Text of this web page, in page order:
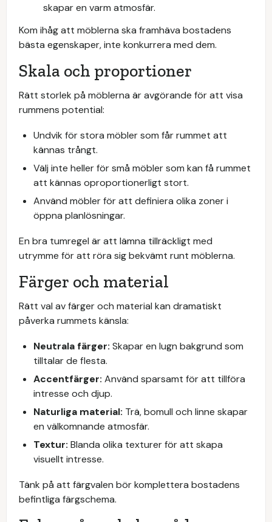
skapar en varm atmosfär.
Kom ihåg att möblerna ska framhäva bostadens
bästa egenskaper, inte konkurrera med dem.
Skala och proportioner
Rätt storlek på möblerna är avgörande för att visa
rummens potential:
Undvik för stora möbler som får rummet att
kännas trångt.
Välj inte heller för små möbler som kan få rummet
att kännas oproportionerligt stort.
Använd möbler för att definiera olika zoner i
öppna planlösningar.
En bra tumregel är att lämna tillräckligt med
utrymme för att röra sig bekvämt runt möblerna.
Färger och material
Rätt val av färger och material kan dramatiskt
påverka rummets känsla:
Neutrala färger: Skapar en lugn bakgrund som
tilltalar de flesta.
Accentfärger: Använd sparsamt för att tillföra
intresse och djup.
Naturliga material: Trä, bomull och linne skapar
en välkomnande atmosfär.
Textur: Blanda olika texturer för att skapa
visuellt intresse.
Tänk på att färgvalen bör komplettera bostadens
befintliga färgschema.